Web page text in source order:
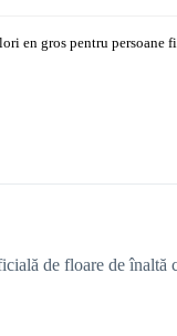
en gros pentru persoane
de floare de înaltă